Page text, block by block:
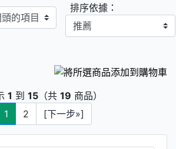
的項目 排序依據：
1 到 15 （共 19 商品）
1
2 [下一步»]